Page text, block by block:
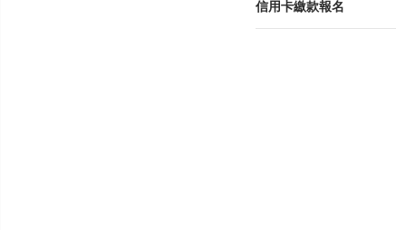
信用卡繳款報名